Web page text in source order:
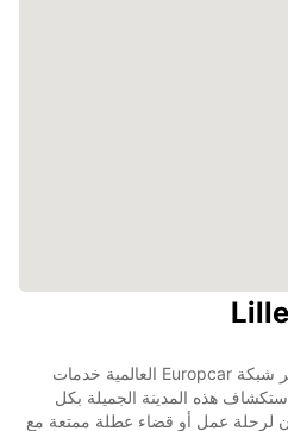
أهلاً بكم في مدينة Lille، حيث توفر شبكة Europcar العالمية خدمات
هذه المدينة الجميلة بكل
لرحلة عمل أو قضاء عطلة ممتعة مع